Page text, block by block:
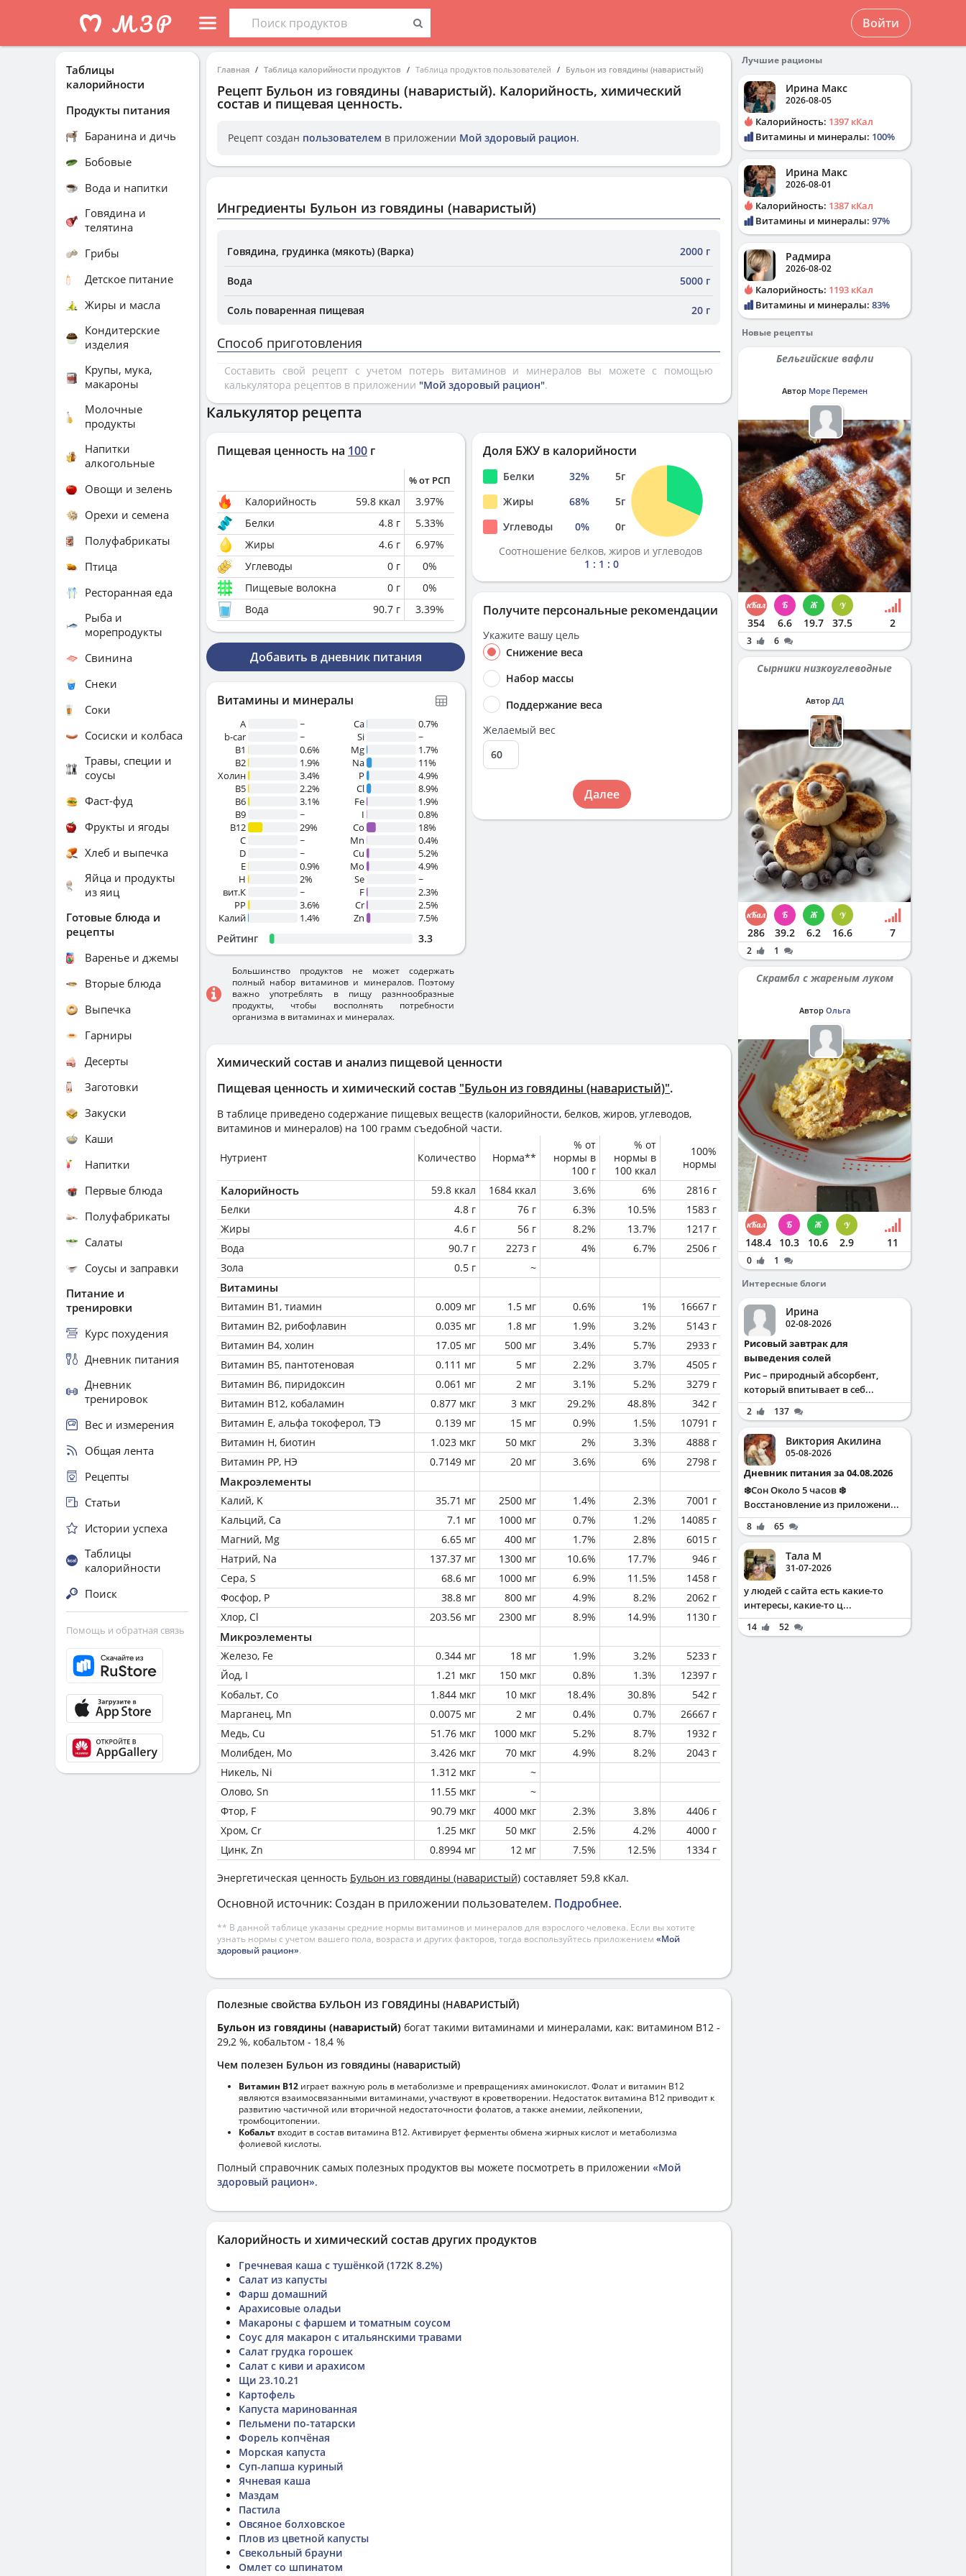
Войти
Главная Таблица калорийности продуктов Таблица продуктов пользователей Бульон из говядины (наваристый)
Рецепт Бульон из говядины (наваристый). Калорийность, химический
состав и пищевая ценность.
Рецепт создан пользователем в приложении Мой здоровый рацион.
Ингредиенты Бульон из говядины (наваристый)
Говядина, грудинка (мякоть) (Варка) 2000 г
Вода 5000 г
Соль поваренная пищевая 20 г
Способ приготовления
Составить свой рецепт с учетом потерь витаминов и минералов вы можете с помощью
калькулятора рецептов в приложении "Мой здоровый рацион".
Химический состав и анализ пищевой ценности
Пищевая ценность и химический состав "Бульон из говядины (наваристый)".
В таблице приведено содержание пищевых веществ (калорийности, белков, жиров, углеводов,
витаминов и минералов) на 100 грамм съедобной части.
Нутриент Количество Норма**
% от
нормы в
100 г
% от
нормы в
100 ккал
100%
нормы
Калорийность 59.8 ккал 1684 ккал 3.6% 6%
2816 г
Белки
4.8 г 76 г 6.3% 10.5%
1583 г
Жиры
4.6 г 56 г 8.2% 13.7%
1217 г
Вода
90.7 г 2273 г 4% 6.7%
2506 г
Зола
0.5 г ~
Витамины
Витамин В1, тиамин 0.009 мг 1.5 мг 0.6% 1%
16667 г
Витамин В2, рибофлавин
0.035 мг 1.8 мг 1.9% 3.2%
5143 г
Витамин В4, холин
17.05 мг 500 мг 3.4% 5.7%
2933 г
Витамин В5, пантотеновая
0.111 мг 5 мг 2.2% 3.7%
4505 г
Витамин В6, пиридоксин
0.061 мг 2 мг 3.1% 5.2%
3279 г
Витамин В12, кобаламин
0.877 мкг 3 мкг 29.2% 48.8%
342 г
Витамин Е, альфа токоферол, ТЭ
0.139 мг 15 мг 0.9% 1.5%
10791 г
Витамин Н, биотин
1.023 мкг 50 мкг 2% 3.3%
4888 г
Витамин РР, НЭ
0.7149 мг 20 мг 3.6% 6% 2798 г
Макроэлементы
Калий, K 35.71 мг 2500 мг 1.4% 2.3%
7001 г
Кальций, Ca
7.1 мг 1000 мг 0.7% 1.2%
14085 г
Магний, Mg
6.65 мг 400 мг 1.7% 2.8%
6015 г
Натрий, Na
137.37 мг 1300 мг 10.6% 17.7%
946 г
Сера, S
68.6 мг 1000 мг 6.9% 11.5%
1458 г
Фосфор, P
38.8 мг 800 мг 4.9% 8.2%
2062 г
Хлор, Cl
203.56 мг 2300 мг 8.9% 14.9% 1130 г
Микроэлементы
Железо, Fe 0.344 мг 18 мг 1.9% 3.2%
5233 г
Йод, I
1.21 мкг 150 мкг 0.8% 1.3%
12397 г
Кобальт, Co
1.844 мкг 10 мкг 18.4% 30.8%
542 г
Марганец, Mn
0.0075 мг 2 мг 0.4% 0.7%
26667 г
Медь, Cu
51.76 мкг 1000 мкг 5.2% 8.7%
1932 г
Молибден, Mo
3.426 мкг 70 мкг 4.9% 8.2%
2043 г
Никель, Ni
1.312 мкг
~
Олово, Sn
11.55 мкг
~
Фтор, F
90.79 мкг 4000 мкг 2.3% 3.8%
4406 г
Хром, Cr
1.25 мкг 50 мкг 2.5% 4.2%
4000 г
Цинк, Zn
0.8994 мг 12 мг 7.5% 12.5% 1334 г
Энергетическая ценность Бульон из говядины (наваристый) составляет 59,8 кКал.
Основной источник: Создан в приложении пользователем. Подробнее.
** В данной таблице указаны средние нормы витаминов и минералов для взрослого человека. Если вы хотите
узнать нормы с учетом вашего пола, возраста и других факторов, тогда воспользуйтесь приложением «Мой
здоровый рацион».
Калькулятор рецепта
Пищевая ценность на 100 г
% от РСП
Калорийность 59.8 ккал 3.97%
Белки
4.8 г 5.33%
Жиры
4.6 г 6.97%
Углеводы
0 г 0%
Пищевые волокна
0 г 0%
Вода
90.7 г 3.39%
Добавить в дневник питания
Витамины и минералы
A
~
b-car
~
В1
0.6%
B2
1.9%
Холин
3.4%
B5
2.2%
B6
3.1%
B9
~
B12
29%
C
~
D
~
E
0.9%
H
2%
вит.К
~
PP
3.6%
Калий
1.4%
Ca
0.7%
Si
~
Mg
1.7%
Na
11%
P
4.9%
Cl
8.9%
Fe
1.9%
I
0.8%
Co
18%
Mn
0.4%
Cu
5.2%
Mo
4.9%
Se
~
F
2.3%
Cr
2.5%
Zn
7.5%
Рейтинг 3.3
Большинство продуктов не может содержать
полный набор витаминов и минералов. Поэтому
важно употреблять в пищу разннообразные
продукты, чтобы восполнять потребности
организма в витаминах и минералах.
Доля БЖУ в калорийности
Белки 32% 5г
Жиры
68% 5г
Углеводы
0% 0г
Соотношение белков, жиров и углеводов
1 : 1 : 0
Получите персональные рекомендации
Укажите вашу цель
Снижение веса
Набор массы
Поддержание веса
Желаемый вес
Далее
Полезные свойства БУЛЬОН ИЗ ГОВЯДИНЫ (НАВАРИСТЫЙ)
Бульон из говядины (наваристый) богат такими витаминами и минералами, как: витамином B12 -
29,2 %, кобальтом - 18,4 %
Чем полезен Бульон из говядины (наваристый)
Витамин В12 играет важную роль в метаболизме и превращениях аминокислот. Фолат и витамин В12
являются взаимосвязанными витаминами, участвуют в кроветворении. Недостаток витамина В12 приводит к
развитию частичной или вторичной недостаточности фолатов, а также анемии, лейкопении,
тромбоцитопении.
Кобальт входит в состав витамина В12. Активирует ферменты обмена жирных кислот и метаболизма
фолиевой кислоты.
Полный справочник самых полезных продуктов вы можете посмотреть в приложении «Мой
здоровый рацион».
Калорийность и химический состав других продуктов
Гречневая каша с тушёнкой (172К 8.2%)
Салат из капусты
Фарш домашний
Арахисовые оладьи
Макароны с фаршем и томатным соусом
Соус для макарон с итальянскими травами
Салат грудка горошек
Салат с киви и арахисом
Щи 23.10.21
Картофель
Капуста маринованная
Пельмени по-татарски
Форель копчёная
Морская капуста
Суп-лапша куриный
Ячневая каша
Маздам
Пастила
Овсяное болховское
Плов из цветной капусты
Свекольный брауни
Омлет со шпинатом
Таблицы
калорийности
Продукты питания
Баранина и дичь
Бобовые
Вода и напитки
Говядина и
телятина
Грибы
Детское питание
Жиры и масла
Кондитерские
изделия
Крупы, мука,
макароны
Молочные
продукты
Напитки
алкогольные
Овощи и зелень
Орехи и семена
Полуфабрикаты
Птица
Ресторанная еда
Рыба и
морепродукты
Свинина
Снеки
Соки
Сосиски и колбаса
Травы, специи и
соусы
Фаст-фуд
Фрукты и ягоды
Хлеб и выпечка
Яйца и продукты
из яиц
Готовые блюда и
рецепты
Варенье и джемы
Вторые блюда
Выпечка
Гарниры
Десерты
Заготовки
Закуски
Каши
Напитки
Первые блюда
Полуфабрикаты
Салаты
Соусы и заправки
Питание и
тренировки
Курс похудения
Дневник питания
Дневник
тренировок
Вес и измерения
Общая лента
Рецепты
Статьи
Истории успеха
Таблицы
калорийности
Поиск
Помощь и обратная связь
Лучшие рационы
Ирина Макс
2026-08-05
Калорийность: 1397 кКал
Витамины и минералы: 100%
Ирина Макс
2026-08-01
Калорийность: 1387 кКал
Витамины и минералы: 97%
Радмира
2026-08-02
Калорийность: 1193 кКал
Витамины и минералы: 83%
Новые рецепты
Бельгийские вафли
Автор Море Перемен
354 6.6 19.7 37.5 2
3 6
Сырники низкоуглеводные
Автор ДД
286 39.2 6.2 16.6 7
2 1
Скрамбл с жареным луком
Автор Ольга
148.4 10.3 10.6 2.9 11
0
1
Интересные блоги
Ирина
02-08-2026
Рисовый завтрак для
выведения солей
Рис – природный абсорбент,
который впитывает в себ...
2 137
Виктория Акилина
05-08-2026
Дневник питания за 04.08.2026
❄️Сон Около 5 часов ❄️
Восстановление из приложени...
8 65
Тала М
31-07-2026
у людей с сайта есть какие-то
интересы, какие-то ц...
14 52